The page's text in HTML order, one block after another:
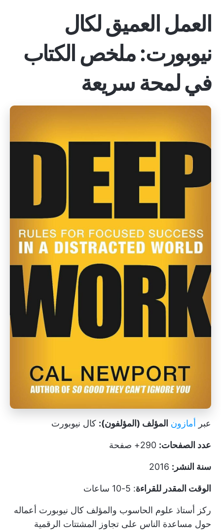
العمل العميق لكال
نيوبورت: ملخص الكتاب
في لمحة سريعة
عبر أمازون المؤلف (المؤلفون): كال نيوبورت
عدد الصفحات:
سنة النشر:
الوقت المقدر للقراءة: 5-10 ساعات
ركز أستاذ علوم الحاسوب والمؤلف كال نيوبورت أعماله
حول مساعدة الناس على تجاوز المشتتات الرقمية